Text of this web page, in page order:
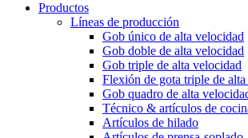
Productos
Líneas de producción
Gob único de alta velocidad
Gob doble de alta velocidad
Gob triple de alta velocidad
Flexión de gota triple de
Gob quadro de alta
Técnico & artículos de
Artículos de hilado